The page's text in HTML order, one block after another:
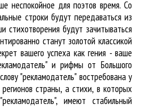
неспокойное для поэтов время. Со
строки будут передаваться из
стихотворения будут зачитываться
станут золотой классикой
вашего успеха как гения - ваше
и рифмы от Большого
"рекламодатель" востребована у
страны, а стихи, в которых
, имеют стабильный